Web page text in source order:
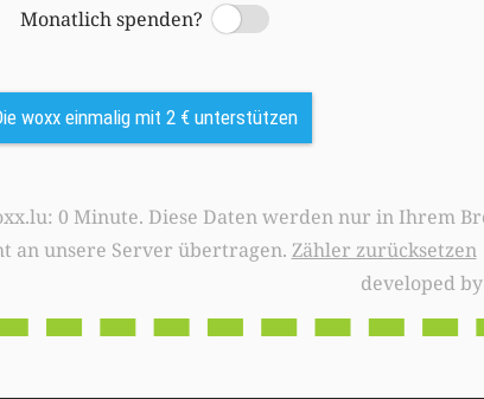
Monatlich spenden?
Switch
woxx einmalig mit 2 € unterstützen
Browser
an unsere Server übertragen. Zähler zurücksetzen
developed by